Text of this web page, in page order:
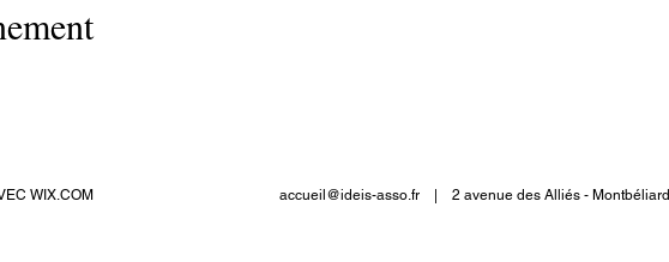
WIX.COM accueil@ideis-asso.fr| 2 avenue des Alliés - Montbéliard